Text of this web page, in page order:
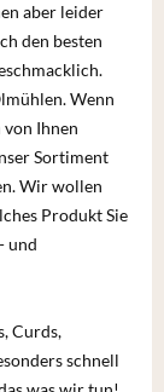
aber leider
den besten
Wenn
Ihnen
Sortiment
Wir wollen
Produkt Sie
und
Curds,
schnell